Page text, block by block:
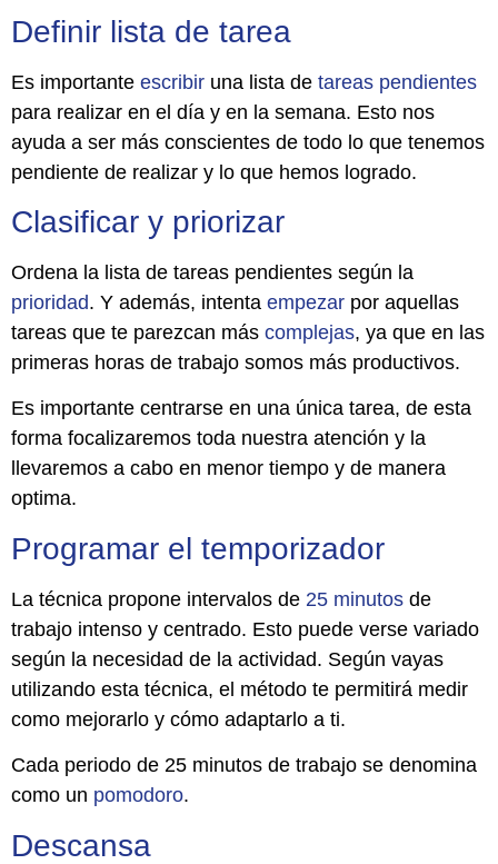
Definir lista de tarea
Es importante escribir una lista de tareas pendientes
para realizar en el día y en la semana. Esto nos
ayuda a ser más conscientes de todo lo que tenemos
pendiente de realizar y lo que hemos logrado.
Clasificar y priorizar
Ordena la lista de tareas pendientes según la
prioridad. Y además, intenta empezar por aquellas
tareas que te parezcan más complejas, ya que en las
primeras horas de trabajo somos más productivos.
Es importante centrarse en una única tarea, de esta
forma focalizaremos toda nuestra atención y la
llevaremos a cabo en menor tiempo y de manera
optima.
Programar el temporizador
La técnica propone intervalos de 25 minutos de
trabajo intenso y centrado. Esto puede verse variado
según la necesidad de la actividad. Según vayas
utilizando esta técnica, el método te permitirá medir
como mejorarlo y cómo adaptarlo a ti.
Cada periodo de 25 minutos de trabajo se denomina
como un pomodoro.
Descansa